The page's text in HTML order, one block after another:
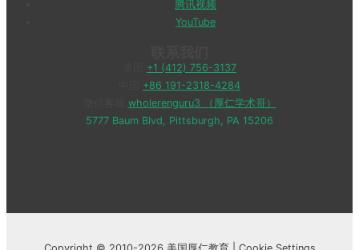
腾讯视频
YouTube
+1 (412) 756-3137
+86 191-2318-4284
wholerenguru3 （厚仁学术哥）
5777 Baum Blvd, Pittsburgh, PA 15206